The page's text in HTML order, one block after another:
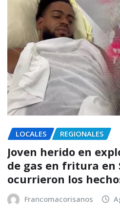
LOCALES REGIONALES
Joven herido en
de gas en fritura en
ocurrieron los
Francomacorisanos